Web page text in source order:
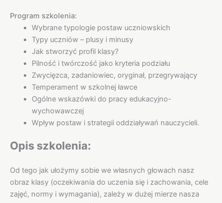
Program szkolenia:
Wybrane typologie postaw uczniowskich
Typy uczniów – plusy i minusy
Jak stworzyć profil klasy?
Pilność i twórczość jako kryteria podziału
Zwycięzca, zadaniowiec, oryginał, przegrywający
Temperament w szkolnej ławce
Ogólne wskazówki do pracy edukacyjno-
wychowawczej
Wpływ postaw i strategii oddziaływań nauczycieli.
Opis szkolenia:
Od tego jak ułożymy sobie we własnych głowach nasz
obraz klasy (oczekiwania do uczenia się i zachowania, cele
zajęć, normy i wymagania), zależy w dużej mierze nasza